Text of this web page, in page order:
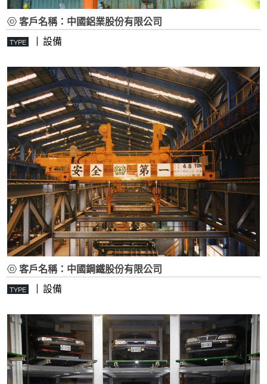
客戶名稱：中國鋁業股份有限公司
TYPE | 設備
客戶名稱：中國鋼鐵股份有限公司
TYPE | 設備